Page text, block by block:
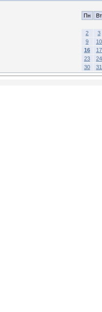
Пн Вт
2
3
9
10
16
17
23
24
30
31